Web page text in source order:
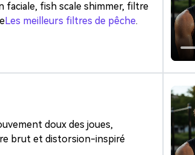
faciale, fish scale shimmer, filtre
Les meilleurs filtres de pêche.
doux des joues,
brut et distorsion-inspiré